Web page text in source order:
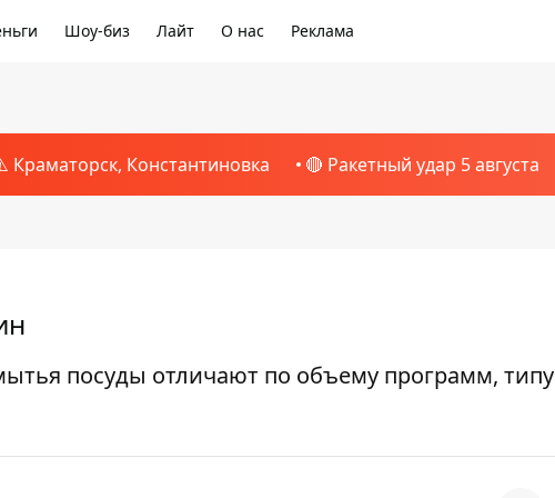
Шоу-биз Лайт О нас Реклама
Краматорск, Константиновка 🔴 Ракетный удар 5 августа
посуды отличают по объему программ, типу